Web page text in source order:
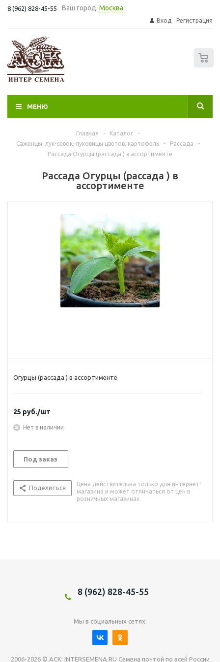
8 (962) 828-45-55 Ваш город: Москва
Вход Регистрация
МЕНЮ
Главная - Каталог
-
Саженцы, лук-севок, луковицы цветов, картофель
- Рассада
-
Рассада Огурцы (рассада ) в ассортименте
Рассада Огурцы (рассада ) в
ассортименте
Огурцы (рассада ) в ассортименте
25 руб./шт
Нет в наличии
Под заказ
Поделиться
Цена действительна только для интернет-
магазина и может отличаться от цен в
розничных магазинах
8 (962) 828-45-55
Мы в социальных сетях:
2006-2026 © АСК: INTERSEMENA.RU Семена почтой по всей России